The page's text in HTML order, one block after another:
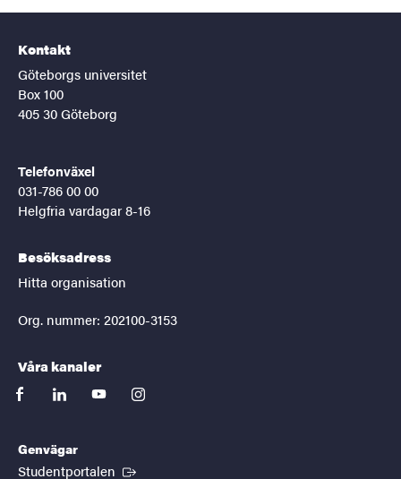
Kontakt
Göteborgs universitet
Box 100
405 30 Göteborg
Telefonväxel
031-786 00 00
Helgfria vardagar 8-16
Besöksadress
Hitta organisation
Org. nummer: 202100-3153
Våra kanaler
facebooklinkedinyoutubeinstagram
Genvägar
Studentportalen (Extern länk)